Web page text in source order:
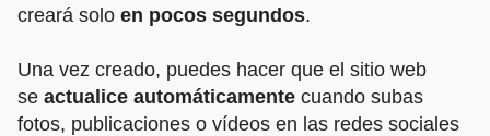
creará solo en pocos segundos.
Una vez creado, puedes hacer que el sitio web
se actualice automáticamente cuando subas
fotos, publicaciones o vídeos en las redes sociales